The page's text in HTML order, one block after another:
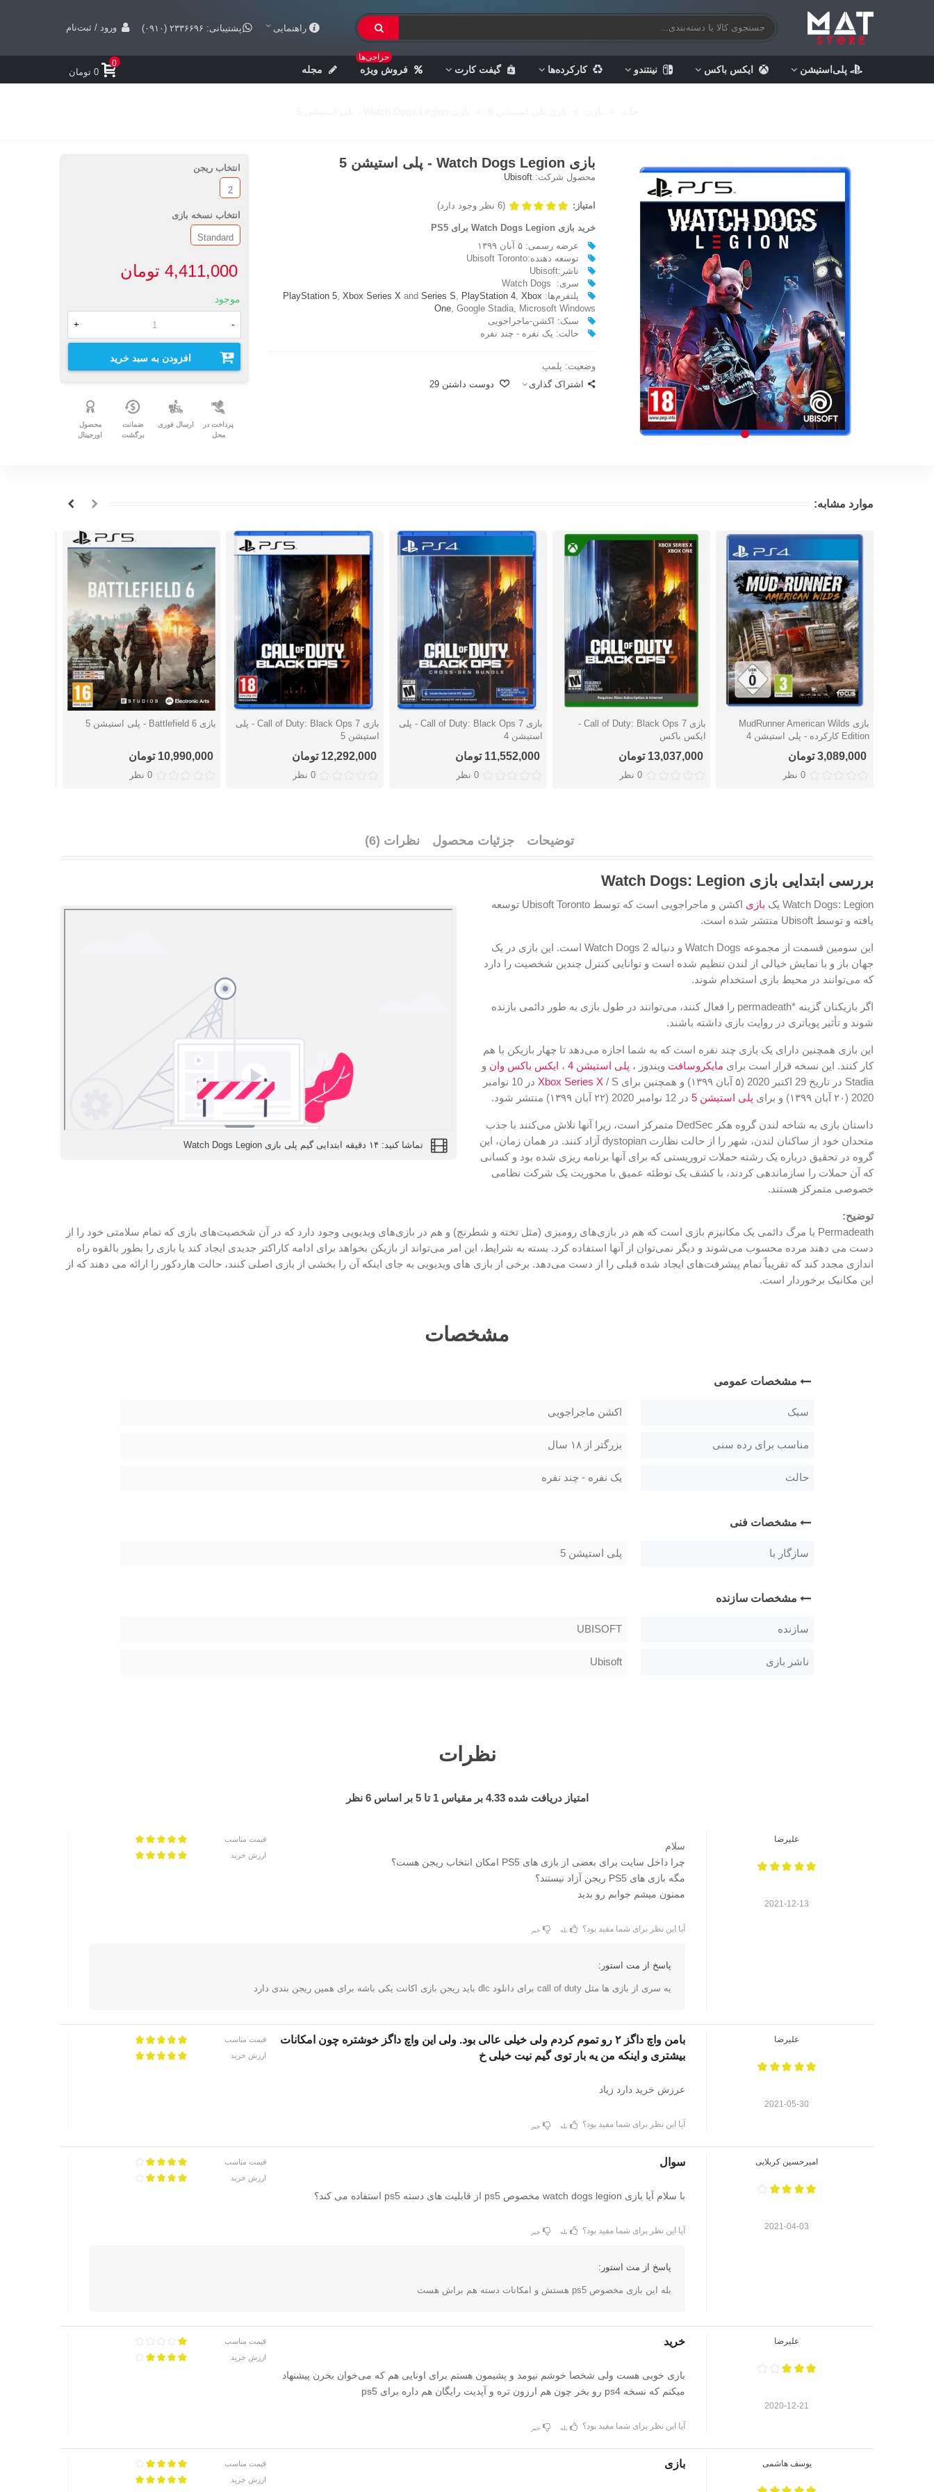
راهنمایی پشتیبانی: ۲۳۳۶۶۹۶ (۰۹۱۰) ورود / ثبت‌نام
پلی‌استیشن ایکس باکس نینتندو کارکرده‌ها گیفت کارت فروش ویژه
حراجی‌ها
مجله
0
0 تومان
بازی Watch Dogs Legion - پلی استیشن 5
محصول شرکت: Ubisoft
امتیاز: (6 نظر وجود دارد)
خرید بازی Watch Dogs Legion برای PS5
عرضه رسمی: ۵ آبان ۱۳۹۹
توسعه دهنده:Ubisoft Toronto
ناشر:Ubisoft
سری: Watch Dogs
پلتفرم‌ها:
PlayStation 5 ,Xbox Series X andSeries S PlayStation 4 ,Xbox
One , Google Stadia, Microsoft Windows
سبک: اکشن-ماجراجویی
حالت: یک نفره - چند نفره
وضعیت: پلمپ
اشتراک گذاری
دوست داشتن 29
انتخاب ریجن
2
انتخاب نسخه بازی
Standard
4,411,000 تومان
موجود
-
+
افزودن به سبد خرید
پرداخت در
محل
ارسال فوری
ضمانت
برگشت
محصول
اورجینال
موارد مشابه:
دوست داشتن
بازی MudRunner American Wilds
Edition کارکرده - پلی استیشن 4
3,089,000 تومان
0 نظر
دوست داشتن
بازی Call of Duty: Black Ops 7 -
ایکس باکس
13,037,000 تومان
0 نظر
دوست داشتن
بازی Call of Duty: Black Ops 7 - پلی
استیشن 4
11,552,000 تومان
0 نظر
دوست داشتن
بازی Call of Duty: Black Ops 7 - پلی
استیشن 5
12,292,000 تومان
0 نظر
دوست داشتن بازی Battlefield 6 - پلی استیشن 5
10,990,000 تومان
0 نظر
توضیحات جزئیات محصول نظرات (6)
بررسی ابتدایی بازی Watch Dogs: Legion
Watch Dogs: Legion یک بازی
اکشن و ماجراجویی است که توسط Ubisoft Toronto توسعه
یافته و توسط Ubisoft منتشر شده است.
این سومین قسمت از مجموعه Watch Dogs و دنباله Watch Dogs 2 است. این بازی در یک
جهان باز و با نمایش خیالی از لندن تنظیم شده است و توانایی کنترل چندین شخصیت را دارد
که می‌توانند در محیط بازی استخدام شوند.
اگر بازیکنان گزینه *permadeath را فعال کنند، می‌توانند در طول بازی به طور دائمی بازنده
شوند و تأثیر پویاتری در روایت بازی داشته باشند.
این بازی همچنین دارای یک بازی چند نفره است که به شما اجازه می‌دهد تا چهار بازیکن با هم
کار کنند. این نسخه قرار است برای مایکروسافت ویندوز ، پلی استیشن 4 ، ایکس باکس وان و
Stadia در تاریخ 29 اکتبر 2020 (۵ آبان ۱۳۹۹) و همچنین برای
Xbox Series X
/ S در 10 نوامبر
2020 (۲۰ آبان ۱۳۹۹) و برای
پلی استیشن 5 در 12 نوامبر 2020 (۲۲ آبان ۱۳۹۹) منتشر شود.
داستان بازی به شاخه لندن گروه هکر DedSec متمرکز است، زیرا آنها تلاش می‌کنند با جذب
متحدان خود از ساکنان لندن، شهر را از حالت نظارت dystopian آزاد کنند. در همان زمان، این
گروه در تحقیق درباره یک رشته حملات تروریستی که برای آنها برنامه ریزی شده بود و کسانی
که آن حملات را سازماندهی کردند، با کشف یک توطئه عمیق با محوریت یک شرکت نظامی
خصوصی متمرکز هستند.
تماشا کنید: ۱۴ دقیقه ابتدایی گیم پلی بازی Watch Dogs Legion
توضیح:
Permadeath یا مرگ دائمی یک مکانیزم بازی است که هم در بازی‌های رومیزی (مثل تخته و شطرنج) و هم در بازی‌های ویدیویی وجود دارد که در آن شخصیت‌های بازی که تمام سلامتی خود را از
دست می دهند مرده محسوب می‌شوند و دیگر نمی‌توان از آنها استفاده کرد. بسته به شرایط، این امر می‌تواند از بازیکن بخواهد برای ادامه کاراکتر جدیدی ایجاد کند یا بازی را بطور بالقوه راه
اندازی مجدد کند که تقریباً تمام پیشرفت‌های ایجاد شده قبلی را از دست می‌دهد. برخی از بازی های ویدیویی به جای اینکه آن را بخشی از بازی اصلی کنند، حالت هاردکور را ارائه می دهند که از
این مکانیک برخوردار است.
مشخصات
مشخصات عمومی
سبک اکشن ماجراجویی
مناسب برای رده سنی بزرگتر از ۱۸ سال
حالت یک نفره - چند نفره
مشخصات فنی
سازگار با پلی استیشن 5
مشخصات سازنده
سازنده UBISOFT
ناشر بازی Ubisoft
نظرات
امتیاز دریافت شده4.33 بر مقیاس1 تا5 بر اساس6 نظر
علیرضا
2021-12-13
سلام
چرا داخل سایت برای بعضی از بازی های PS5 امکان انتخاب ریجن هست؟
مگه بازی های PS5 ریجن آزاد نیستند؟
ممنون میشم جوابم رو بدید
قیمت مناسب
ارزش خرید
آیا این نظر برای شما مفید بود؟ بله خیر
پاسخ از مت استور:
یه سری از بازی ها مثل call of duty برای دانلود dlc باید ریجن بازی اکانت یکی باشه برای همین ریجن بندی دارد
علیرضا
2021-05-30
بامن واچ داگز ۲ رو تموم کردم ولی خیلی عالی بود. ولی این واچ داگز خوشتره چون امکانات
بیشتری و اینکه من یه بار توی گیم نیت خیلی خ
عرزش خرید دارد زیاد
قیمت مناسب
ارزش خرید
آیا این نظر برای شما مفید بود؟ بله خیر
امیرحسین کربلایی
2021-04-03
سوال
با سلام آیا بازی watch dogs legion مخصوص ps5 از قابلیت های دسته ps5 استفاده می کند؟
قیمت مناسب
ارزش خرید
آیا این نظر برای شما مفید بود؟ بله خیر
پاسخ از مت استور:
بله این بازی مخصوص ps5 هستش و امکانات دسته هم براش هست
علیرضا
2020-12-21
خرید
بازی خوبی هست ولی شخصا خوشم نیومد و پشیمون هستم برای اونایی هم که می‌خوان بخرن پیشنهاد
میکنم که نسخه ps4 رو بخر چون هم ارزون تره و آپدیت رایگان هم داره برای ps5
قیمت مناسب
ارزش خرید
آیا این نظر برای شما مفید بود؟ بله خیر
یوسف هاشمی بازی
قیمت مناسب
ارزش خرید